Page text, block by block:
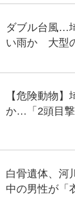
ダブル台風…
い雨か 大型
【危険動物
か…「2頭目
白骨遺体、河
中の男性が「